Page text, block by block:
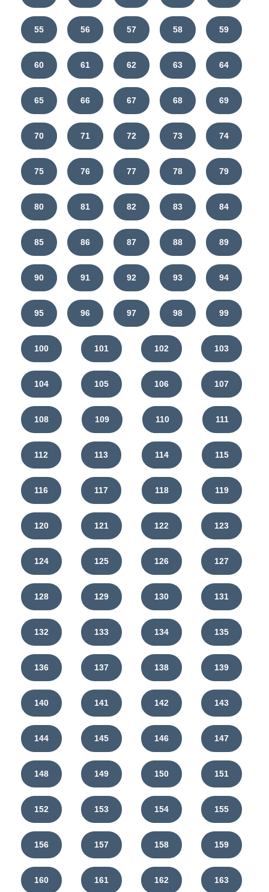
55 56 57 58 59
60 61 62 63 64
65 66 67 68 69
70 71 72 73 74
75 76 77 78 79
80 81 82 83 84
85 86 87 88 89
90 91 92 93 94
95 96 97 98 99
100 101 102 103
104 105 106 107
108 109 110 111
112 113 114 115
116 117 118 119
120 121 122 123
124 125 126 127
128 129 130 131
132 133 134 135
136 137 138 139
140 141 142 143
144 145 146 147
148 149 150 151
152 153 154 155
156 157 158 159
160 161 162 163